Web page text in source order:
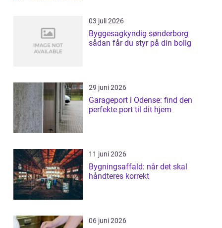
03 juli 2026
Byggesagkyndig sønderborg
sådan får du styr på din bolig
29 juni 2026
Garageport i Odense: find den
perfekte port til dit hjem
11 juni 2026
Bygningsaffald: når det skal
håndteres korrekt
06 juni 2026